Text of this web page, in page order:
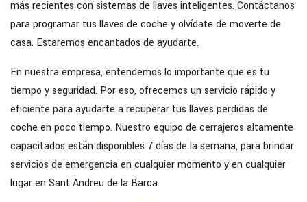
más recientes con sistemas de llaves inteligentes. Contáctanos
para programar tus llaves de coche y olvídate de moverte de
casa. Estaremos encantados de ayudarte.
En nuestra empresa, entendemos lo importante que es tu
tiempo y seguridad. Por eso, ofrecemos un servicio rápido y
eficiente para ayudarte a recuperar tus llaves perdidas de
coche en poco tiempo. Nuestro equipo de cerrajeros altamente
capacitados están disponibles 7 días de la semana, para brindar
servicios de emergencia en cualquier momento y en cualquier
lugar en Sant Andreu de la Barca.